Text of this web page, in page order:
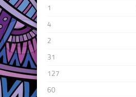
1
4
2
31
127
60